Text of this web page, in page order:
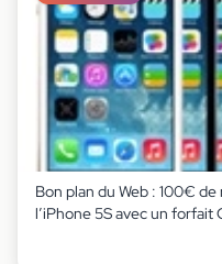
Bon plan du Web : 100€
l’iPhone 5S avec un forfait